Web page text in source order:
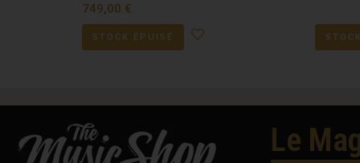
749,00 €
STOCK ÉPUISÉ
Le